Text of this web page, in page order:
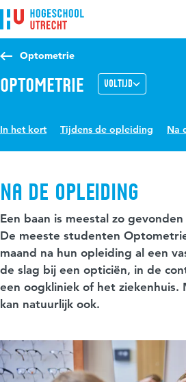
Direct naar de inhoud
Direct naar de hoofdnavigatie
Direct naar de zoekfunctie
Optometrie
Optometrie Voltijd
In het kort Tijdens de opleiding Na
Na de opleiding
Een baan is meestal zo
De meeste studenten
maand na hun opleiding al een
de slag bij een opticiën, in de
een oogkliniek of het ziekenhuis.
kan natuurlijk ook.